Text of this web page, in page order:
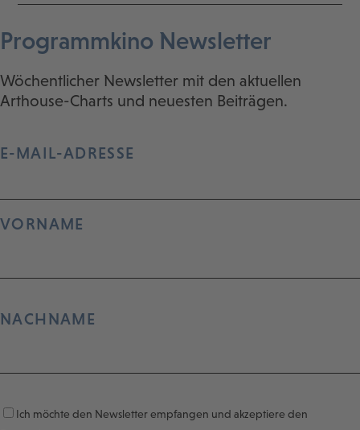
Programmkino Newsletter
Wöchentlicher Newsletter mit den aktuellen
Arthouse-Charts und neuesten Beiträgen.
E-MAIL-ADRESSE
VORNAME
NACHNAME
Ich möchte den Newsletter empfangen und akzeptiere den